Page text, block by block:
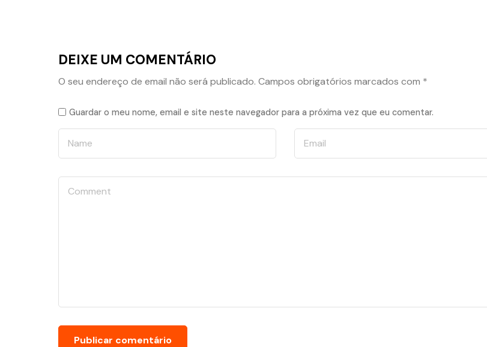
DEIXE UM COMENTÁRIO
O seu endereço de email não será publicado. Campos obrigatórios marcados com *
Guardar o meu nome, email e site neste navegador para a próxima vez que eu comentar.